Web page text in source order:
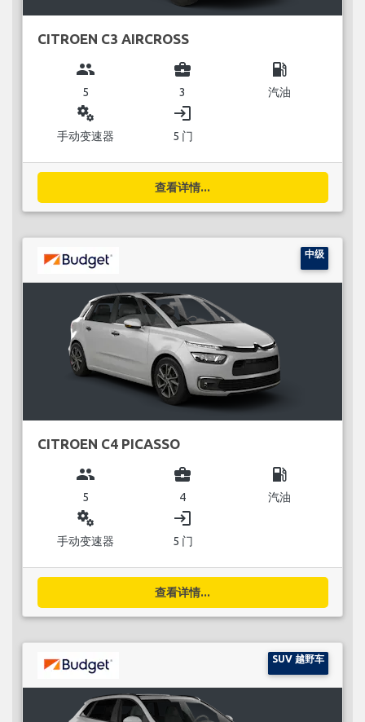
CITROEN C3 AIRCROSS
group
5
business_center
3
local_gas_station
汽油
miscellaneous_services
手动变速器
login
5 门
查看详情...
中级
CITROEN C4 PICASSO
group
5
business_center
4
local_gas_station
汽油
miscellaneous_services
手动变速器
login
5 门
查看详情...
SUV 越野车